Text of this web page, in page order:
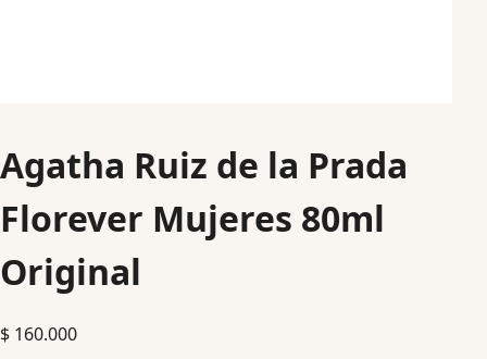
Agatha Ruiz de la Prada
Florever Mujeres 80ml
Original
$ 160.000